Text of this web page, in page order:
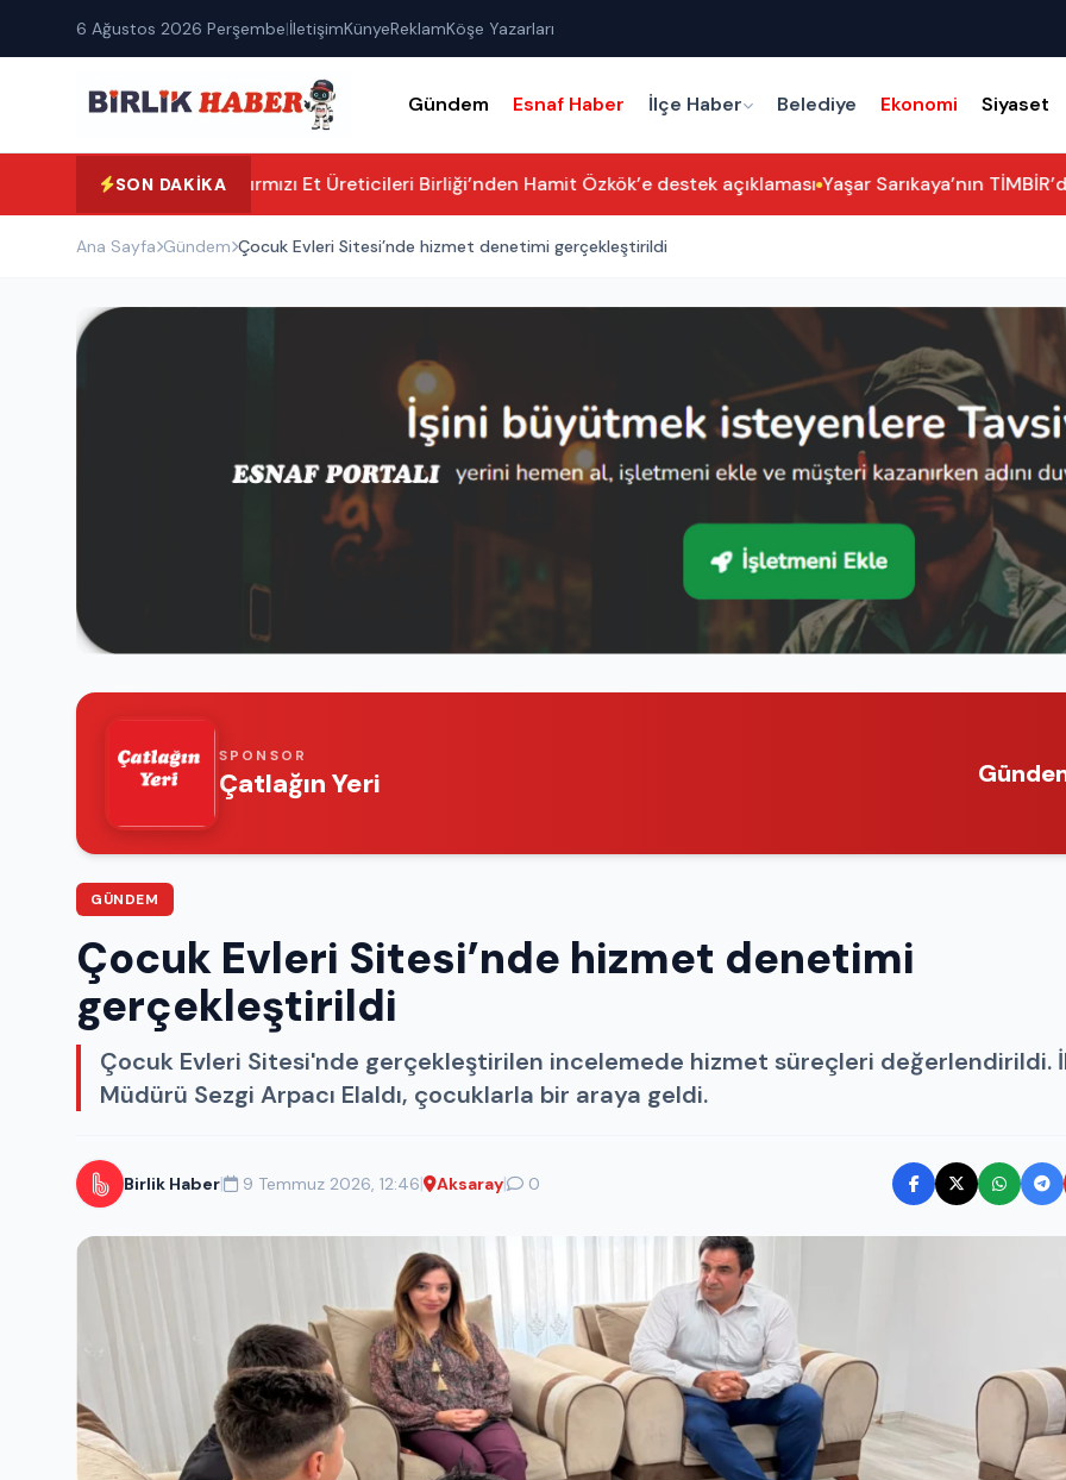
6 Ağustos 2026 Perşembe|İletişimKünyeReklamKöşe Yazarları
Gündem Esnaf Haber İlçe Haber Belediye Ekonomi Siyaset
SON DAKIKA
Aksaray Kırmızı Et Üreticileri Birliği’nden Hamit Özkök’e destek açıklaması Yaşar Sarıkaya’nın
Ana Sayfa Gündem Çocuk Evleri Sitesi’nde hizmet denetimi gerçekleştirildi
SPONSOR
Çatlağın Yeri
GÜNDEM
Çocuk Evleri Sitesi’nde hizmet denetimi
gerçekleştirildi
Çocuk Evleri Sitesi'nde gerçekleştirilen incelemede hizmet süreçleri değerlendirildi.
Müdürü Sezgi Arpacı Elaldı, çocuklarla bir araya geldi.
Birlik Haber| 9 Temmuz 2026, 12:46| Aksaray| 0